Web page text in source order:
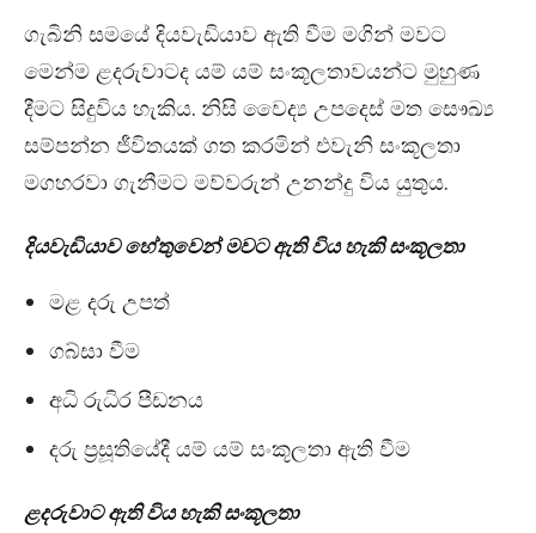
ගැබිනි සමයේ දියවැඩියාව ඇති වීම මගින් මවට
මෙන්ම ළදරුවාටද යම් යම් සංකූලතාවයන්ට මුහුණ
දීමට සිදුවිය හැකිය. නිසි වෛද්‍ය උපදෙස් මත සෞඛ්‍ය
සම්පන්න ජීවිතයක් ගත කරමින් එවැනි සංකූලතා
මගහරවා ගැනීමට මව්වරුන් උනන්දු විය යුතුය.
දියවැඩියාව හේතුවෙන් මවට ඇති විය හැකි සංකූලතා
මළ දරු උපත්
ගබ්සා වීම
අධි රුධිර පීඩනය
දරු ප්‍රසූතියේදී යම් යම් සංකූලතා ඇති වීම
ළදරුවාට ඇති විය හැකි සංකූලතා